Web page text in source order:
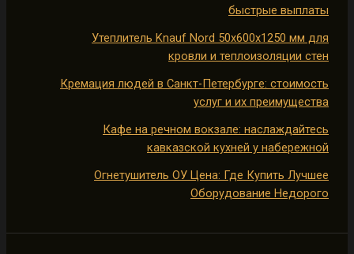
быстрые выплаты
Утеплитель Knauf Nord 50х600х1250 мм для
кровли и теплоизоляции стен
Кремация людей в Санкт-Петербурге: стоимость
услуг и их преимущества
Кафе на речном вокзале: наслаждайтесь
кавказской кухней у набережной
Огнетушитель ОУ Цена: Где Купить Лучшее
Оборудование Недорого